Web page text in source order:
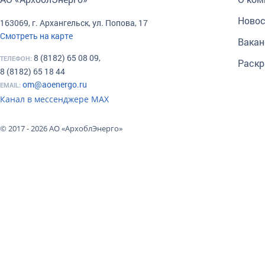
163069, г. Архангельск, ул. Попова, 17
Смотреть на карте
ТЕЛЕФОН: 8 (8182) 65 08 09,
8 (8182) 65 18 44
EMAIL: om@aoenergo.ru
© 2017 - 2026 АО «АрхоблЭнерго»
Канал в мессенджере МАХ